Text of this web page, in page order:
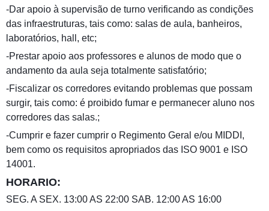
-Dar apoio à supervisão de turno verificando as condições
das infraestruturas, tais como: salas de aula, banheiros,
laboratórios, hall, etc;
-Prestar apoio aos professores e alunos de modo que o
andamento da aula seja totalmente satisfatório;
-Fiscalizar os corredores evitando problemas que possam
surgir, tais como: é proibido fumar e permanecer aluno nos
corredores das salas.;
-Cumprir e fazer cumprir o Regimento Geral e/ou MIDDI,
bem como os requisitos apropriados das ISO 9001 e ISO
14001.
HORARIO:
SEG. A SEX. 13:00 AS 22:00 SAB. 12:00 AS 16:00